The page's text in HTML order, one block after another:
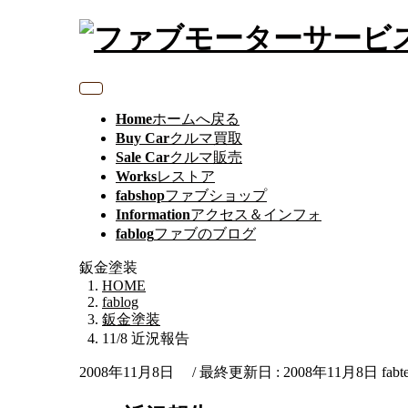
Homeホームへ戻る
Buy Carクルマ買取
Sale Carクルマ販売
Worksレストア
fabshopファブショップ
Informationアクセス＆インフォ
fablogファブのブログ
鈑金塗装
HOME
fablog
鈑金塗装
11/8 近況報告
2008年11月8日 / 最終更新日 : 2008年11月8日